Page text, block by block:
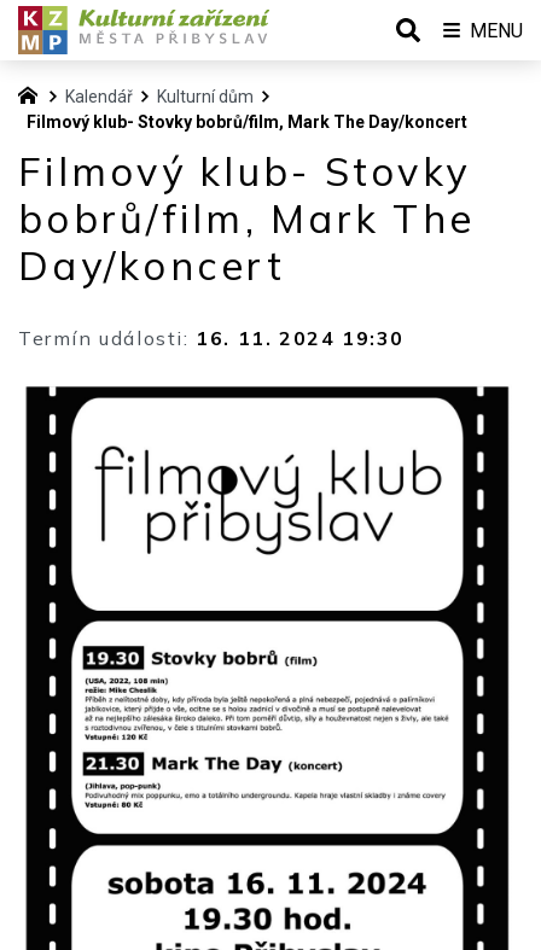
Kalendář
Kulturní dům
Filmový klub- Stovky bobrů/film, Mark The Day/koncert
Filmový klub- Stovky
bobrů/film, Mark The
Day/koncert
Termín události: 16. 11. 2024 19:30
MENU